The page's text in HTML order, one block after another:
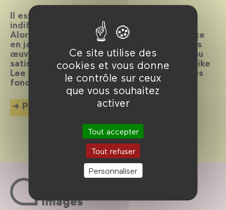
Ce site utilise des
cookies et vous donne
le contrôle sur ceux
que vous souhaitez
activer
Tout accepter
Tout refuser
Personnaliser
Il est des cinéastes qui ne laissent pas
indifférents, et Oliver Stone en fait partie.
Alors qu’il nous fait l’honneur de sa présence
en janvier, son cinéma résonne avec d’autres
œuvres offrant une vision lyrique, critique ou
satirique des États-Unis. De John Ford à Spike
Lee ou à Michael Mann, explorons les mythes
fondateurs de l’imaginaire américain.
Plus d'info